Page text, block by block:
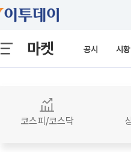
마켓 공시 시황
코스피/코스닥